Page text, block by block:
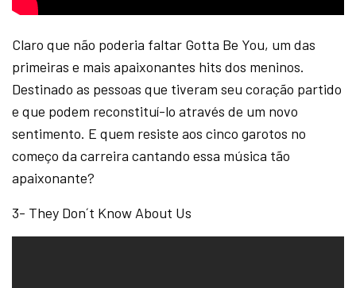
Claro que não poderia faltar Gotta Be You, um das
primeiras e mais apaixonantes hits dos meninos.
Destinado as pessoas que tiveram seu coração partido
e que podem reconstituí-lo através de um novo
sentimento. E quem resiste aos cinco garotos no
começo da carreira cantando essa música tão
apaixonante?
3- They Don´t Know About Us